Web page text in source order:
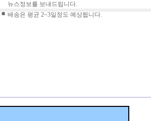
뉴스정보를 보내드립니다.
■ 배송은 평균 2~3일정도 예상됩니다.